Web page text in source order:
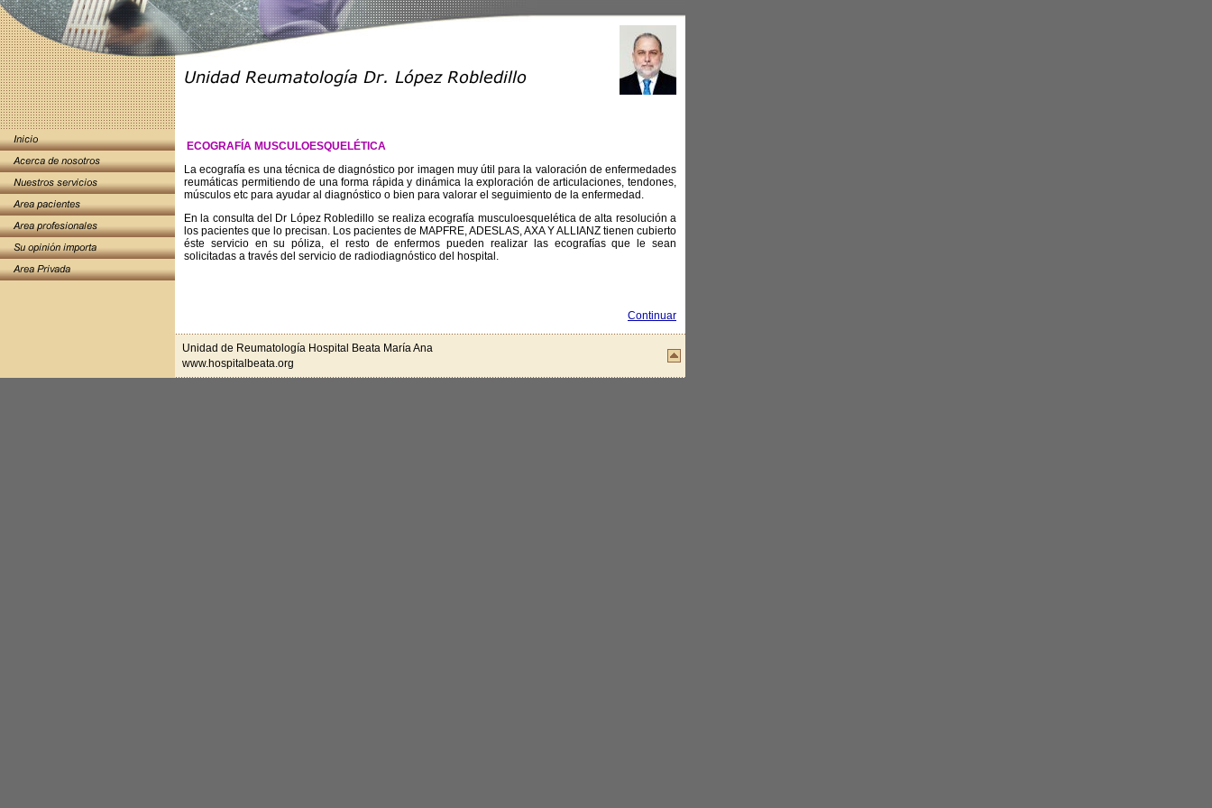
ECOGRAFÍA MUSCULOESQUELÉTICA
La ecografía es una técnica de diagnóstico por imagen muy útil para la valoración de enfermedades
reumáticas permitiendo de una forma rápida y dinámica la exploración de articulaciones, tendones,
músculos etc para ayudar al diagnóstico o bien para valorar el seguimiento de la enfermedad.
En la consulta del Dr López Robledillo se realiza ecografía musculoesquelética de alta resolución a
los pacientes que lo precisan. Los pacientes de MAPFRE, ADESLAS, AXA Y ALLIANZ tienen cubierto
éste servicio en su póliza, el resto de enfermos pueden realizar las ecografías que le sean
solicitadas a través del servicio de radiodiagnóstico del hospital.
Continuar
Unidad de Reumatología Hospital Beata María Ana
www.hospitalbeata.org